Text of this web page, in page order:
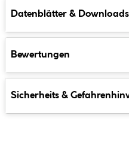
Datenblätter & Downloads
Bewertungen
Sicherheits &